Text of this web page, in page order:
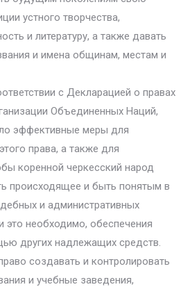
устного творчества,
и литературу, а также давать
и имена общинам, местам и
с Декларацией о правах
Объединенных Наций,
эффективные меры для
права, а также для
коренной черкесский народ
происходящее и быть понятым в
и административных
это необходимо, обеспечения
других надлежащих средств.
создавать и контролировать
и учебные заведения,